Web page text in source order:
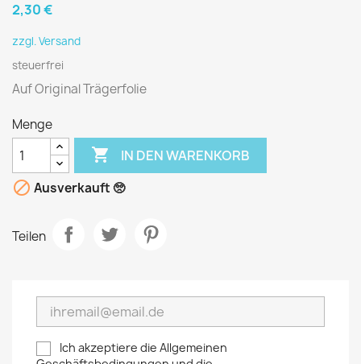
2,30 €
zzgl. Versand
steuerfrei
Auf Original Trägerfolie
Menge
 IN DEN WARENKORB
 Ausverkauft 🥺
Teilen
Ich akzeptiere die Allgemeinen